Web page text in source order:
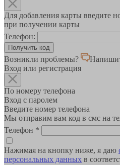
Для добавления карты введите
при получении карты
Телефон:
Возникли проблемы?
Вход или регистрация
По номеру телефона
Вход с паролем
Введите номер телефона
Мы отправим вам код в смс на
Телефон *
Нажимая на кнопку ниже, я даю
персональных данных в